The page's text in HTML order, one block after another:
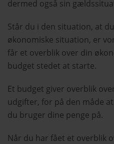
dermed også sin
Står du i den situation, at
økonomiske situation, er
får et overblik over din
budget stedet at starte.
Et budget giver overblik
udgifter, for på den måde
du bruger dine penge på.
Når du har fået et overblik